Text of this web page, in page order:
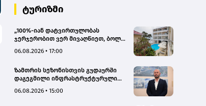
ტურიზმი
„100%-იან დატვირთულობას
ჯერჯერობით ვერ მივაღწიეთ, ბოლო
გაუქმდა“ - Kobuleti Beach Club
06.08.2026 • 17:00
ზამთრის სეზონისთვის გუდაურში
დაგეგმილი ინფრასტრუქტურული
გუდაურის ტურისტული
06.08.2026 • 15:00